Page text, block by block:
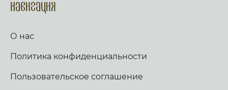
Навигация
О нас
Политика конфиденциальности
Пользовательское соглашение